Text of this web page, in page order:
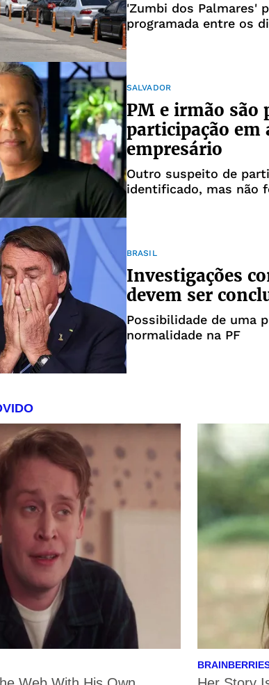
'Zumbi dos Palmares'
programada entre os
SALVADOR
PM e irmão são
participação em
empresário
Outro suspeito de
identificado, mas não
BRASIL
Investigações
devem ser
Possibilidade de uma
normalidade na PF